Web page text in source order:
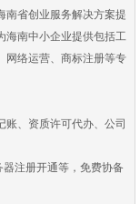
南省创业服务解决方案提
海南中小企业提供包括工
网络运营、 商标注册等专
账、 资质许可代办、 公司
注册开通等，免费协备